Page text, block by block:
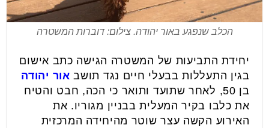
הכלב שנפגע באור יהודה. צילום: דוברות המשטרה
יחידת התביעות של המשטרה הגישה כתב אישום
בגין התעללות בבעלי חיים נגד תושבאור יהודה
בן 50, לאחר שתועד ותואר כי הכה, חבט והטיח
את כלבו בקיר המעלית בבניין מגוריו. את
האירוע הקשה עצר שוטר מהיחידה המרכזית